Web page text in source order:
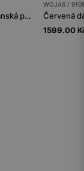
Černá kožená pánská peněženka s RFID ochranou
WOJAS /
1599.00